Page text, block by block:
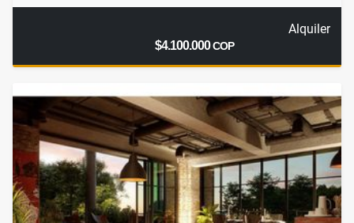
Alquiler
$4.100.000COP